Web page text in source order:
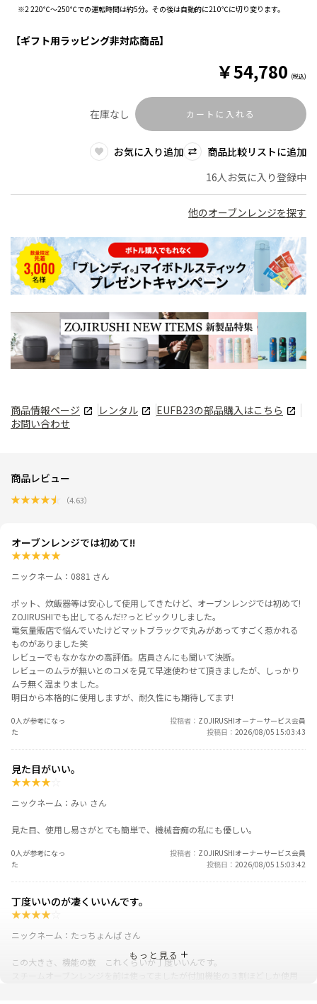
※2 220℃～250℃での運転時間は約5分。その後は自動的に210℃に切り変ります。
【ギフト用ラッピング非対応商品】
￥54,780 (税込)
在庫なし カートに入れる
お気に入り追加
商品比較リストに追加
16人お気に入り登録中
他のオーブンレンジを探す
商品情報ページ レンタル EUFB23の部品購入はこちら
お問い合わせ
商品レビュー
★★★★★ （4.63）
オーブンレンジでは初めて!!
★★★★★
ニックネーム：0881 さん
ポット、炊飯器等は安心して使用してきたけど、オーブンレンジでは初めて!
ZOJIRUSHIでも出してるんだ!?っとビックリしました。
電気量販店で悩んでいたけどマットブラックで丸みがあってすごく惹かれる
ものがありました笑
レビューでもなかなかの高評価。店員さんにも聞いて決断。
レビューのムラが無いとのコメを見て早速使わせて頂きましたが、しっかり
ムラ無く温まりました。
明日から本格的に使用しますが、耐久性にも期待してます!
0人が参考になっ
た
投稿者
ZOJIRUSHIオーナーサービス会員
投稿日
2026/08/05 15:03:43
見た目がいい。
★★★★
ニックネーム：みぃ さん
見た目、使用し易さがとても簡単で、機械音痴の私にも優しい。
0人が参考になっ
た
投稿者
ZOJIRUSHIオーナーサービス会員
投稿日
2026/08/05 15:03:42
丁度いいのが凄くいいんです。
★★★★
ニックネーム：たっちょんぱ さん
この大きさ、機能の数 これくらいが丁度いいんです。
もっと見る